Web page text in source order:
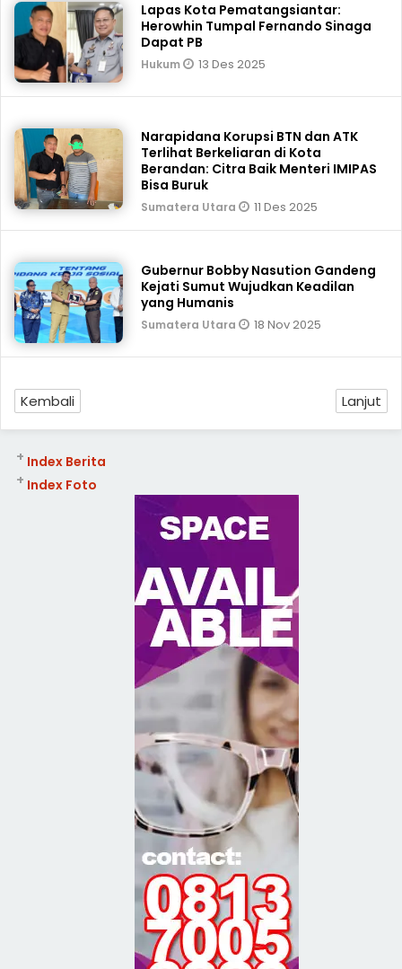
Lapas Kota Pematangsiantar:
Herowhin Tumpal Fernando Sinaga
Dapat PB
Hukum 13 Des 2025
Narapidana Korupsi BTN dan ATK
Terlihat Berkeliaran di Kota
Berandan: Citra Baik Menteri IMIPAS
Bisa Buruk
Sumatera Utara 11 Des 2025
Gubernur Bobby Nasution Gandeng
Kejati Sumut Wujudkan Keadilan
yang Humanis
Sumatera Utara 18 Nov 2025
Kembali Lanjut
Index Berita
+
Index Foto
+